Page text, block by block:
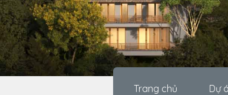
Trang chủ Dự